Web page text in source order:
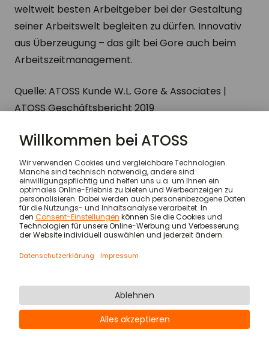
weltweit besten Arbeitgeber bei der Gestaltung
seiner Arbeitswelt begleiten zu dürfen. Innovativ
aus Überzeugung – das gilt bei Gore auch beim
Arbeitszeitmanagement.
Quelle: ATOSS Kunde W.L. Gore & Associates |
ATOSS Geschäftsbericht 2019
Kunden W.L. Gore & Associates
Impressum AGB AVV Sicherheit
Rechtliche Hinweise
Karriere
© ATOSS Software SE